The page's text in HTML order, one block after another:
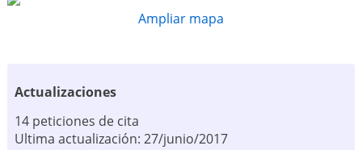
Ampliar mapa
Actualizaciones
14 peticiones de cita
Ultima actualización: 27/junio/2017